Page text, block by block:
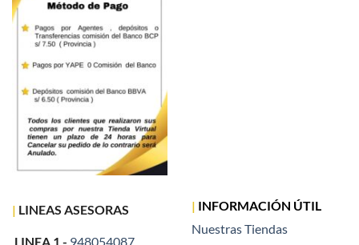
| LINEAS ASESORAS
LINEA 1 - 948054087
| INFORMACIÓN ÚTIL
Nuestras Tiendas